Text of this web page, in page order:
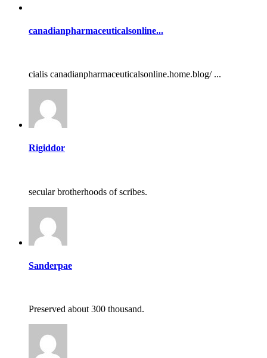
canadianpharmaceuticalsonline...
cialis canadianpharmaceuticalsonline.home.blog/ ...
Rigiddor
secular brotherhoods of scribes.
Sanderpae
Preserved about 300 thousand.